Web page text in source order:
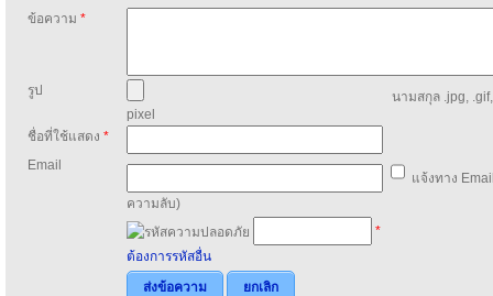
ข้อความ *
รูป
นามสกุล .jpg,
pixel
ชื่อที่ใช้แสดง *
Email
แจ้งทาง
ความลับ)
*
ต้องการรหัสอื่น
ส่งข้อความ
ยกเลิก